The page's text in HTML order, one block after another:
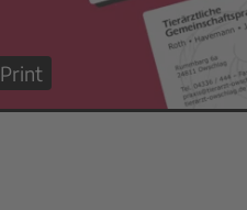
Print